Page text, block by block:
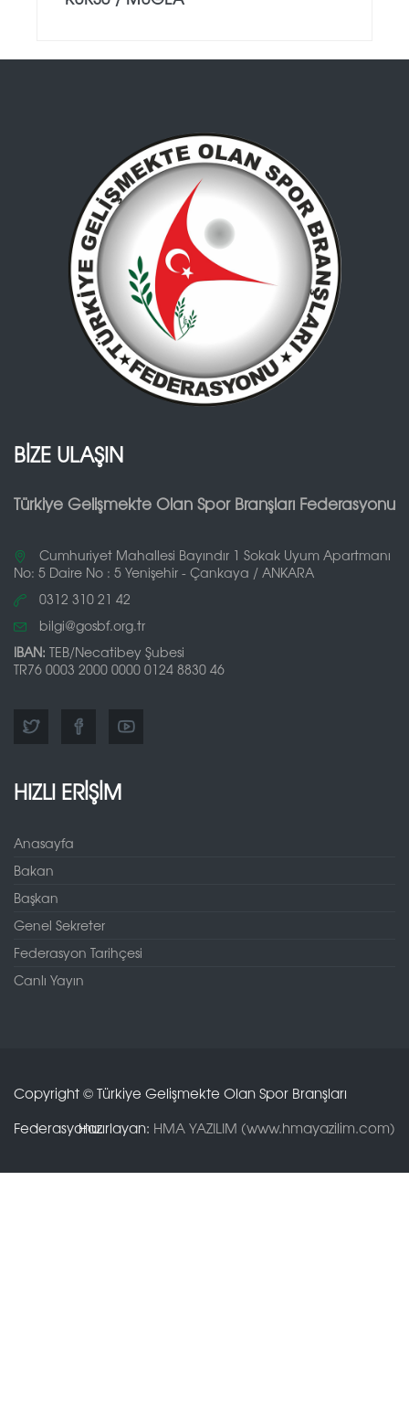
BİZE ULAŞIN
Türkiye Gelişmekte Olan Spor Branşları Federasyonu
Cumhuriyet Mahallesi Bayındır 1 Sokak Uyum Apartmanı
No: 5 Daire No : 5 Yenişehir - Çankaya / ANKARA
0312 310 21 42
bilgi@gosbf.org.tr
IBAN: TEB/Necatibey Şubesi
TR76 0003 2000 0000 0124 8830 46
HIZLI ERİŞİM
Anasayfa
Bakan
Başkan
Genel Sekreter
Federasyon Tarihçesi
Canlı Yayın
Copyright © Türkiye Gelişmekte Olan Spor Branşları
Federasyonu.Hazırlayan: HMA YAZILIM (www.hmayazilim.com)